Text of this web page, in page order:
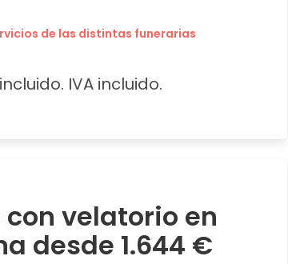
de las distintas funerarias
IVA incluido.
con velatorio en
desde 1.644 €